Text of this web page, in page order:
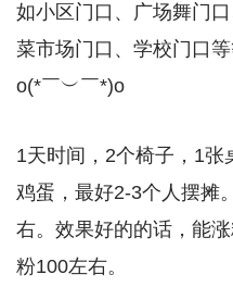
如小区门口、广场舞门
菜市场门口、学校门口
o(*￣︶￣*)o
1天时间，2个椅子，1张
鸡蛋，最好2-3个人摆摊
右。效果好的的话，能
粉100左右。